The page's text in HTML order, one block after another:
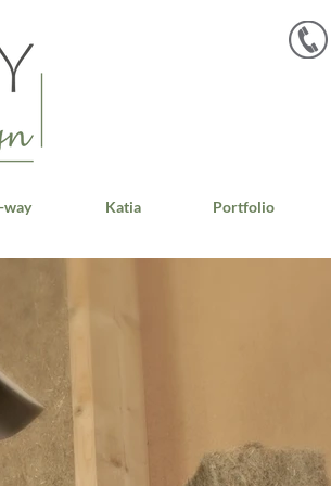
way Katia Portfolio